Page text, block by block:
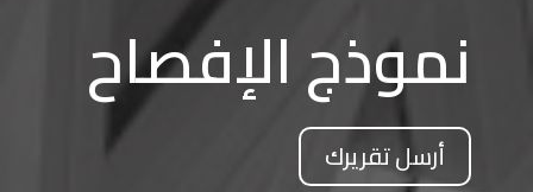
نموذج الإفصاح
أرسل تقريرك